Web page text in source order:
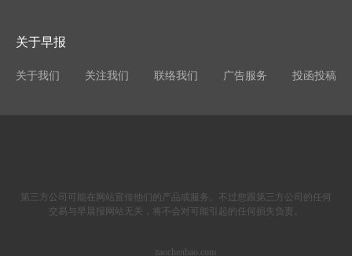
关于早报
关于我们 关注我们 联络我们 广告服务 投函投稿
第三方公司可能在网站宣传他们的产品或服务。不过您跟第三方公司的任何
交易与早晨报网站无关，将不会对可能引起的任何损失负责。
zaochenbao.com